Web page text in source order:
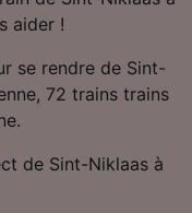
aider !
se rendre de Sint-
72 trains trains
de Sint-Niklaas à